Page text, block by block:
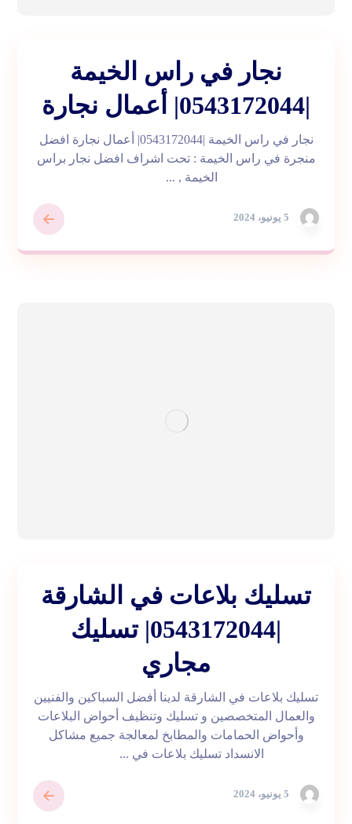
نجار في راس الخيمة
|0543172044| أعمال نجارة
5 يونيو، 2024
نجار في راس الخيمة |0543172044| أعمال نجارة افضل
منجرة في راس الخيمة : تحت اشراف افضل نجار براس
الخيمة , ...
تسليك بلاعات في الشارقة
|0543172044| تسليك
مجاري
5 يونيو، 2024
تسليك بلاعات في الشارقة لدينا أفضل السباكين والفنيين
والعمال المتخصصين و تسليك وتنظيف أحواض البلاعات
وأحواض الحمامات والمطابخ لمعالجة جميع مشاكل
الانسداد تسليك بلاعات في ...